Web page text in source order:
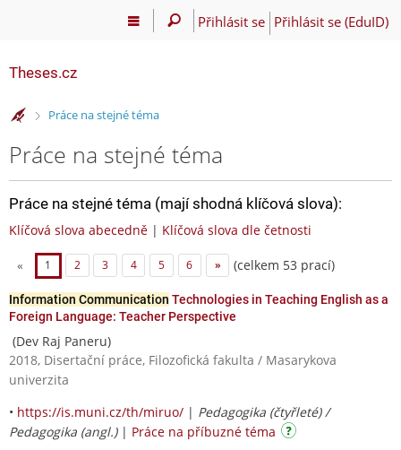
Přihlásit se Přihlásit se (EduID)
Theses.cz
>Práce na stejné téma
Práce na stejné téma
Práce na stejné téma (mají shodná klíčová slova):
Klíčová slova abecedně | Klíčová slova dle četnosti
« 1 2 3 4 5 6 » (celkem 53 prací)
Information Communication Technologies in Teaching English as a
Foreign Language: Teacher Perspective
(Dev Raj Paneru)
2018, Disertační práce, Filozofická fakulta / Masarykova
univerzita
• https://is.muni.cz/th/miruo/ | Pedagogika (čtyřleté) /
Pedagogika (angl.)| Práce na příbuzné téma